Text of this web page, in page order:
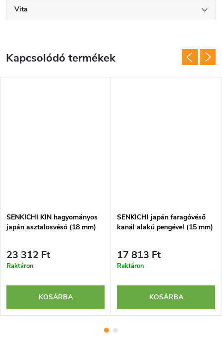
Vita
Kapcsolódó termékek
SENKICHI KIN hagyományos
japán asztalosvéső (18 mm)
23 312 Ft
Raktáron
KOSÁRBA
SENKICHI japán faragóvéső
kanál alakú pengével (15 mm)
17 813 Ft
Raktáron
KOSÁRBA